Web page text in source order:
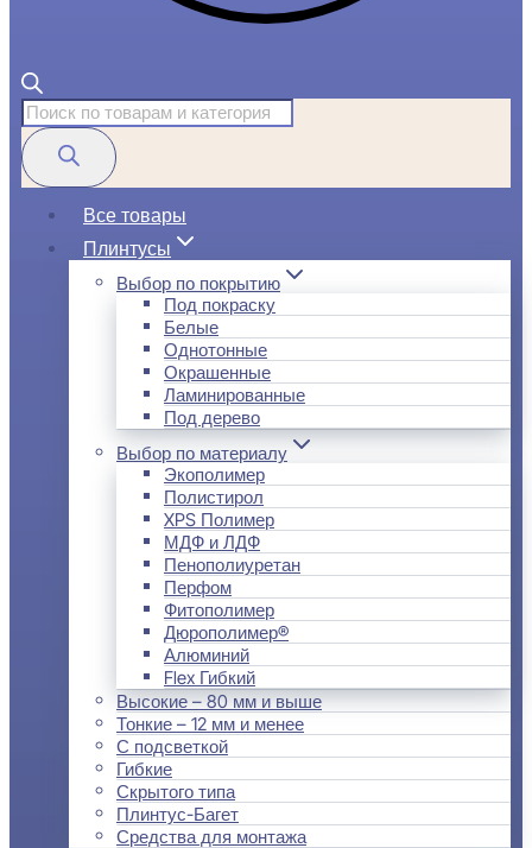
Поиск
товаров
Все товары
Плинтусы
Выбор по покрытию
Под покраску
Белые
Однотонные
Окрашенные
Ламинированные
Под дерево
Выбор по материалу
Экополимер
Полистирол
XPS Полимер
МДФ и ЛДФ
Пенополиуретан
Перфом
Фитополимер
Дюрополимер®
Алюминий
Flex Гибкий
Высокие – 80 мм и выше
Тонкие – 12 мм и менее
С подсветкой
Гибкие
Скрытого типа
Плинтус-Багет
Средства для монтажа